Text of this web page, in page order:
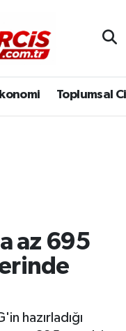
Toplumsal
az 695
hazırladığı